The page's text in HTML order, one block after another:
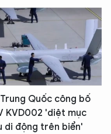
Trung Quốc công bố
KVD002 'diệt mục
di động trên biển'